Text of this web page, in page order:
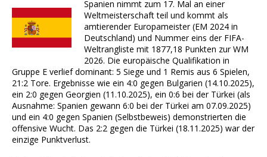
Spanien nimmt zum 17. Mal an einer
Weltmeisterschaft teil und kommt als
amtierender Europameister (EM 2024 in
Deutschland) und Nummer eins der FIFA-
Weltrangliste mit 1877,18 Punkten zur WM
2026. Die europäische Qualifikation in
Gruppe E verlief dominant: 5 Siege und 1 Remis aus 6 Spielen,
21:2 Tore. Ergebnisse wie ein 4:0 gegen Bulgarien (14.10.2025),
ein 2:0 gegen Georgien (11.10.2025), ein 0:6 bei der Türkei (als
Ausnahme: Spanien gewann 6:0 bei der Türkei am 07.09.2025)
und ein 4:0 gegen Spanien (Selbstbeweis) demonstrierten die
offensive Wucht. Das 2:2 gegen die Türkei (18.11.2025) war der
einzige Punktverlust.